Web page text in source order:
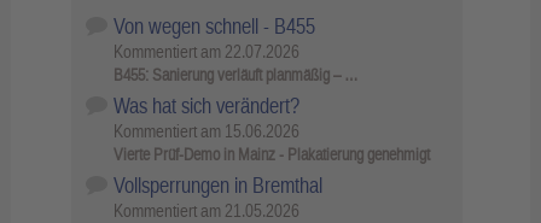
Von wegen schnell - B455
Kommentiert am 22.07.2026
B455: Sanierung verläuft planmäßig – …
Was hat sich verändert?
Kommentiert am 15.06.2026
Vierte Prüf-Demo in Mainz - Plakatierung genehmigt
Vollsperrungen in Bremthal
Kommentiert am 21.05.2026